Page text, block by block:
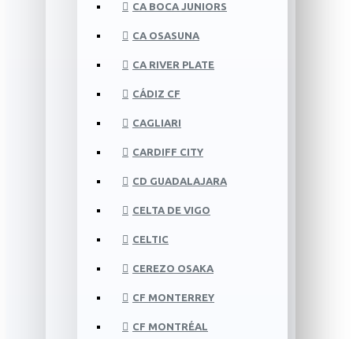
CA BOCA JUNIORS
CA OSASUNA
CA RIVER PLATE
CÁDIZ CF
CAGLIARI
CARDIFF CITY
CD GUADALAJARA
CELTA DE VIGO
CELTIC
CEREZO OSAKA
CF MONTERREY
CF MONTRÉAL